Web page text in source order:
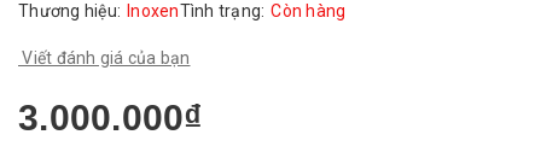
Thương hiệu: InoxenTình trạng: Còn hàng
Viết đánh giá của bạn
3.000.000₫